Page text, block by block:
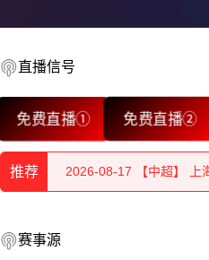
直播信号
免费直播① 免费直播②
推荐
2026-08-17 【中超】 上
2026-08-17 【中超】 上
2026-08-17 【中超】 上
赛事源